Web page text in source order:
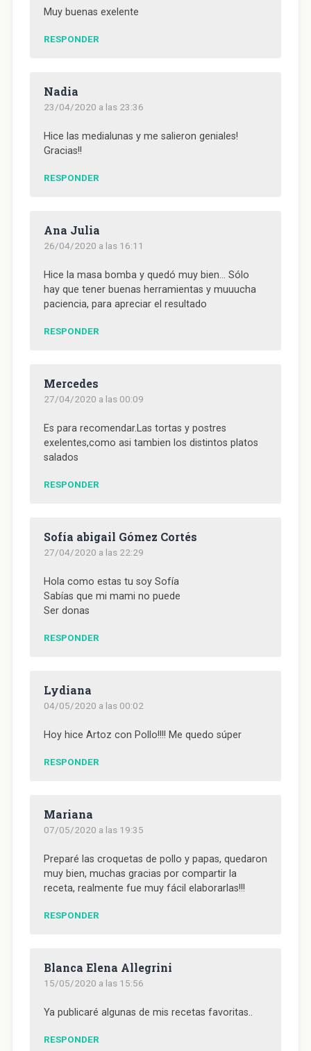
Muy buenas exelente
RESPONDER
Nadia
23/04/2020 a las 23:36
Hice las medialunas y me salieron geniales!
Gracias!!
RESPONDER
Ana Julia
26/04/2020 a las 16:11
Hice la masa bomba y quedó muy bien… Sólo
hay que tener buenas herramientas y muuucha
paciencia, para apreciar el resultado
RESPONDER
Mercedes
27/04/2020 a las 00:09
Es para recomendar.Las tortas y postres
exelentes,como asi tambien los distintos platos
salados
RESPONDER
Sofía abigail Gómez Cortés
27/04/2020 a las 22:29
Hola como estas tu soy Sofía
Sabías que mi mami no puede
Ser donas
RESPONDER
Lydiana
04/05/2020 a las 00:02
Hoy hice Artoz con Pollo!!!! Me quedo súper
RESPONDER
Mariana
07/05/2020 a las 19:35
Preparé las croquetas de pollo y papas, quedaron
muy bien, muchas gracias por compartir la
receta, realmente fue muy fácil elaborarlas!!!
RESPONDER
Blanca Elena Allegrini
15/05/2020 a las 15:56
Ya publicaré algunas de mis recetas favoritas..
RESPONDER